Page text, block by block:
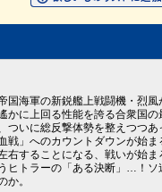
国海軍の新鋭艦上戦闘機・烈風
かに上回る性能を誇る合衆国の
ついに総反撃体勢を整えつつ
」へのカウントダウンが始ま
右することになる、戦いが始ま
ヒトラーの「ある決断」…！ソ
か。